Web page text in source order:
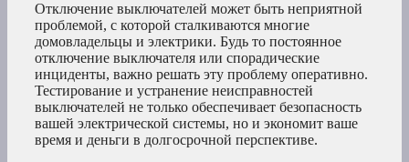
Отключение выключателей может быть неприятной
проблемой, с которой сталкиваются многие
домовладельцы и электрики. Будь то постоянное
отключение выключателя или спорадические
инциденты, важно решать эту проблему оперативно.
Тестирование и устранение неисправностей
выключателей не только обеспечивает безопасность
вашей электрической системы, но и экономит ваше
время и деньги в долгосрочной перспективе.